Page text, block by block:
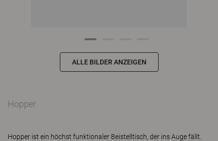
ALLE BILDER ANZEIGEN
Hopper
Hopper ist ein höchst funktionaler Beistelltisch, der ins Auge fällt.